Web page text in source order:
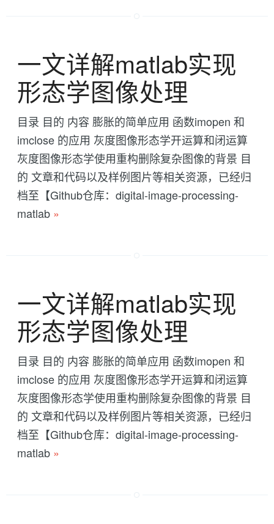
一文详解matlab实现
形态学图像处理
目录 目的 内容 膨胀的简单应用 函数imopen 和
imclose 的应用 灰度图像形态学开运算和闭运算
灰度图像形态学使用重构删除复杂图像的背景 目
的 文章和代码以及样例图片等相关资源，已经归
档至【Github仓库：digital-image-processing-
matlab »
一文详解matlab实现
形态学图像处理
目录 目的 内容 膨胀的简单应用 函数imopen 和
imclose 的应用 灰度图像形态学开运算和闭运算
灰度图像形态学使用重构删除复杂图像的背景 目
的 文章和代码以及样例图片等相关资源，已经归
档至【Github仓库：digital-image-processing-
matlab »